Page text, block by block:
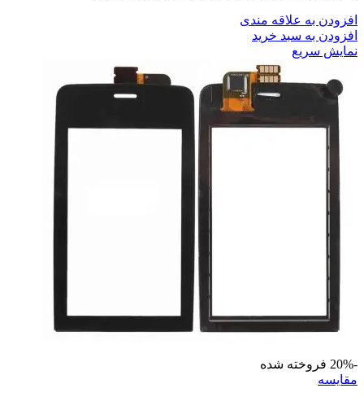
افزودن به علاقه مندی
افزودن به سبد خرید
نمایش سریع
-20%
فروخته شده
مقايسه